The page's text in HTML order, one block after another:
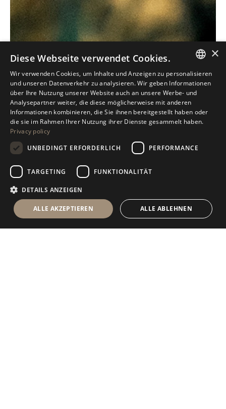
ITALIAN
ENGLISH
SPANISH
RUSSIAN
×
Diese Webseite verwendet Cookies.
Wir verwenden Cookies, um Inhalte und Anzeigen zu personalisieren
und unseren Datenverkehr zu analysieren. Wir geben Informationen
über Ihre Nutzung unserer Website auch an unsere Werbe- und
Analysepartner weiter, die diese möglicherweise mit anderen
Informationen kombinieren, die Sie ihnen bereitgestellt haben oder
die sie im Rahmen Ihrer Nutzung ihrer Dienste gesammelt haben.
Privacy policy
UNBEDINGT ERFORDERLICH
PERFORMANCE
TARGETING FUNKTIONALITÄT
DETAILS ANZEIGEN
ALLE AKZEPTIEREN ALLE ABLEHNEN